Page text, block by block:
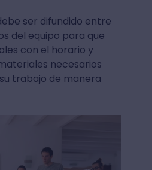
ser difundido entre
del equipo para que
con el horario y
necesarios
trabajo de manera